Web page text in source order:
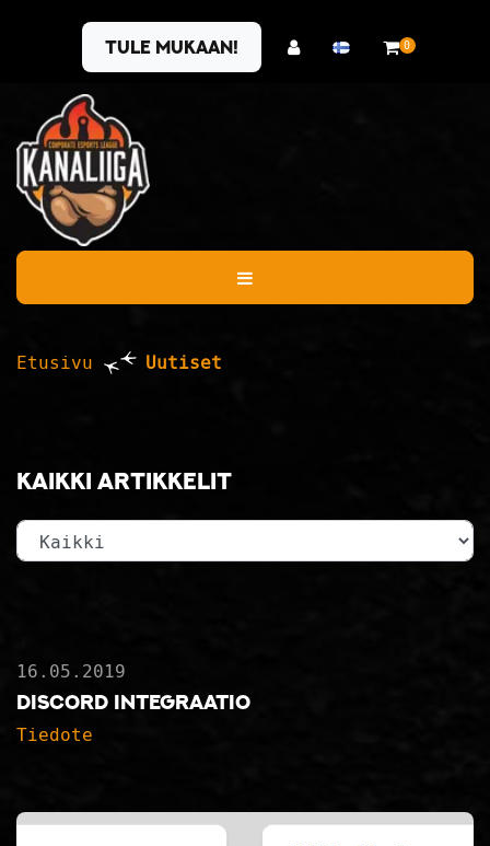
Tule mukaan! 0
Etusivu Uutiset
Kaikki artikkelit
Kategoria
16.05.2019
Discord integraatio
Tiedote